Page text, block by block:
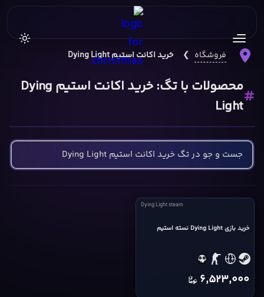
فروشگاه ❯ خرید اکانت استیم Dying Light
محصولات با تگ: خرید اکانت استیم Dying
Light
Dying
steam
Dying Light steam
خرید بازی Dying Light نسته استیم
6,523,000